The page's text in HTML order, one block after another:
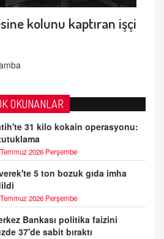
kolunu kaptıran işçi
OKUNANLAR
31 kilo kokain operasyonu:
2026 Perşembe
5 ton bozuk gıda imha
2026 Perşembe
Bankası politika faizini
37'de sabit bıraktı